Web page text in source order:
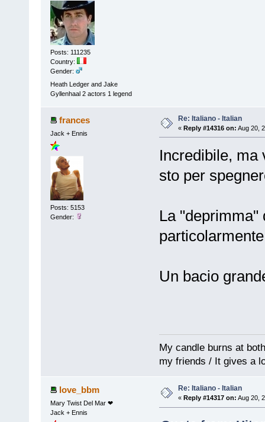
Posts: 111235
Country:
Gender:
Heath Ledger and Jake
Gyllenhaal 2 actors 1 legend
frances
Jack + Ennis
Posts: 5153
Gender:
Re: Italiano - Italian
« Reply #14316 on: Aug 20,
Incredibile, ma
sto per
La "deprimma"
Un bacio
My candle burns at
my friends / It gives a
love_bbm
Mary Twist Del Mar ❤
Jack + Ennis
Re: Italiano - Italian
« Reply #14317 on: Aug 20,